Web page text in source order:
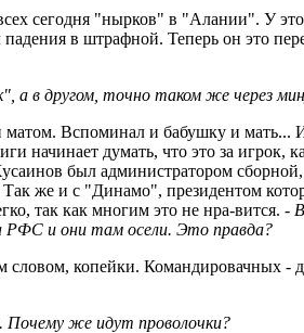
сегодня "нырков" в "Алании". У
в штрафной. Теперь он это
а в другом, точно таком же через
матом. Вспоминал и бабушку и мать...
начинает думать, что это за игрок,
был администратором сборной,
же и с "Динамо", президентом
так как многим это не нра-вится. -
РФС и они там осели. Это правда?
копейки. Командировачных -
Почему же идут проволочки?